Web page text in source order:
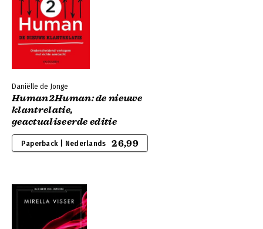
Daniëlle de Jonge
Human2Human: de nieuwe
klantrelatie,
geactualiseerde editie
Paperback | Nederlands 26,99